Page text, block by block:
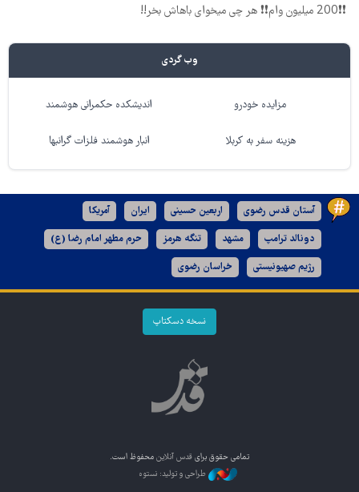
❗❗200 میلیون وام❗❗ هر چی میخوای باهاش بخر!!
وب گردی
مزایده خودرو اندیشکده حکمرانی هوشمند
هزینه سفر به کربلا انبار هوشمند فلزات گرانبها
آستان قدس رضوی اربعین حسینی ایران آمریکا
دونالد ترامپ مشهد تنگه هرمز حرم مطهر امام رضا (ع)
رژیم صهیونیستی خراسان رضوی
نسخه دسکتاپ
تمامی حقوق برای قدس آنلاین محفوظ است.
طراحی و تولید: نستوه